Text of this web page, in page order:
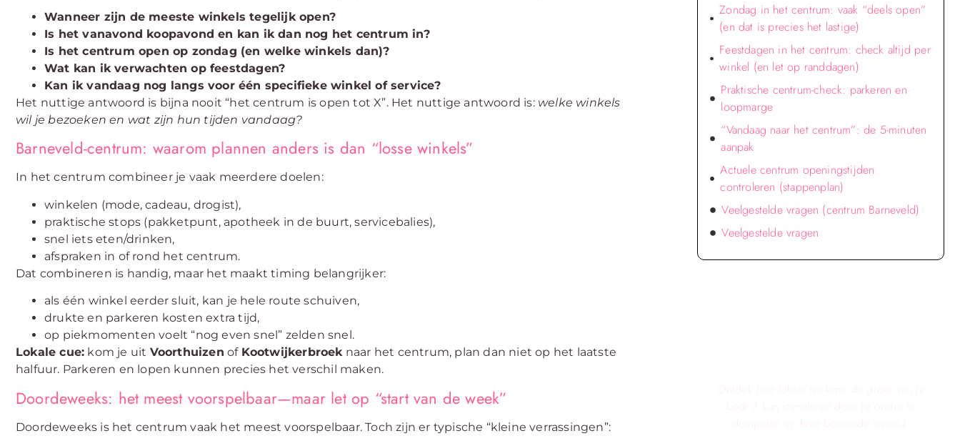
Wanneer zijn de meeste winkels tegelijk open?
Is het vanavond koopavond en kan ik dan nog het centrum in?
Is het centrum open op zondag (en welke winkels dan)?
Wat kan ik verwachten op feestdagen?
Kan ik vandaag nog langs voor één specifieke winkel of service?
Het nuttige antwoord is bijna nooit “het centrum is open tot X”. Het nuttige antwoord is: welke winkels
wil je bezoeken en wat zijn hun tijden vandaag?
Barneveld-centrum: waarom plannen anders is dan “losse winkels”
In het centrum combineer je vaak meerdere doelen:
winkelen (mode, cadeau, drogist),
praktische stops (pakketpunt, apotheek in de buurt, servicebalies),
snel iets eten/drinken,
afspraken in of rond het centrum.
Dat combineren is handig, maar het maakt timing belangrijker:
als één winkel eerder sluit, kan je hele route schuiven,
drukte en parkeren kosten extra tijd,
op piekmomenten voelt “nog even snel” zelden snel.
Lokale cue: kom je uit Voorthuizen of Kootwijkerbroeknaar het centrum, plan dan niet op het laatste
halfuur. Parkeren en lopen kunnen precies het verschil maken.
Doordeweeks: het meest voorspelbaar—maar let op “start van de week”
Doordeweeks is het centrum vaak het meest voorspelbaar. Toch zijn er typische “kleine verrassingen”:
Zondag in het centrum: vaak “deels open”
(en dat is precies het lastige)
Feestdagen in het centrum: check altijd per
winkel (en let op randdagen)
Praktische centrum-check: parkeren en
loopmarge
“Vandaag naar het centrum”: de 5-minuten
aanpak
Actuele centrum openingstijden
controleren (stappenplan)
Veelgestelde vragen (centrum Barneveld)
Veelgestelde vragen